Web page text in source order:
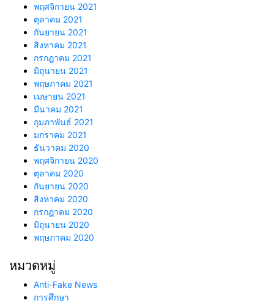
พฤศจิกายน 2021
ตุลาคม 2021
กันยายน 2021
สิงหาคม 2021
กรกฎาคม 2021
มิถุนายน 2021
พฤษภาคม 2021
เมษายน 2021
มีนาคม 2021
กุมภาพันธ์ 2021
มกราคม 2021
ธันวาคม 2020
พฤศจิกายน 2020
ตุลาคม 2020
กันยายน 2020
สิงหาคม 2020
กรกฎาคม 2020
มิถุนายน 2020
พฤษภาคม 2020
หมวดหมู่
Anti-Fake News
การศึกษา